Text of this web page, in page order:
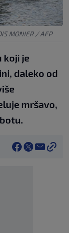
MONIER / AFP
koji je
daleko od
mršavo,